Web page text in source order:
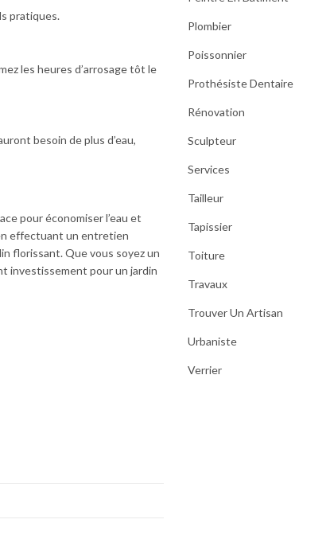
pratiques.
les heures d’arrosage tôt le
besoin de plus d’eau,
pour économiser l’eau et
effectuant un entretien
florissant. Que vous soyez un
investissement pour un jardin
Plombier
Poissonnier
Prothésiste Dentaire
Rénovation
Sculpteur
Services
Tailleur
Tapissier
Toiture
Travaux
Trouver Un Artisan
Urbaniste
Verrier